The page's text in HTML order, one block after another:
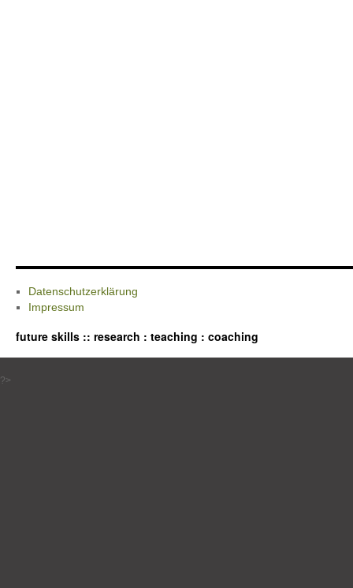
Datenschutzerklärung
Impressum
future skills :: research : teaching : coaching
?>